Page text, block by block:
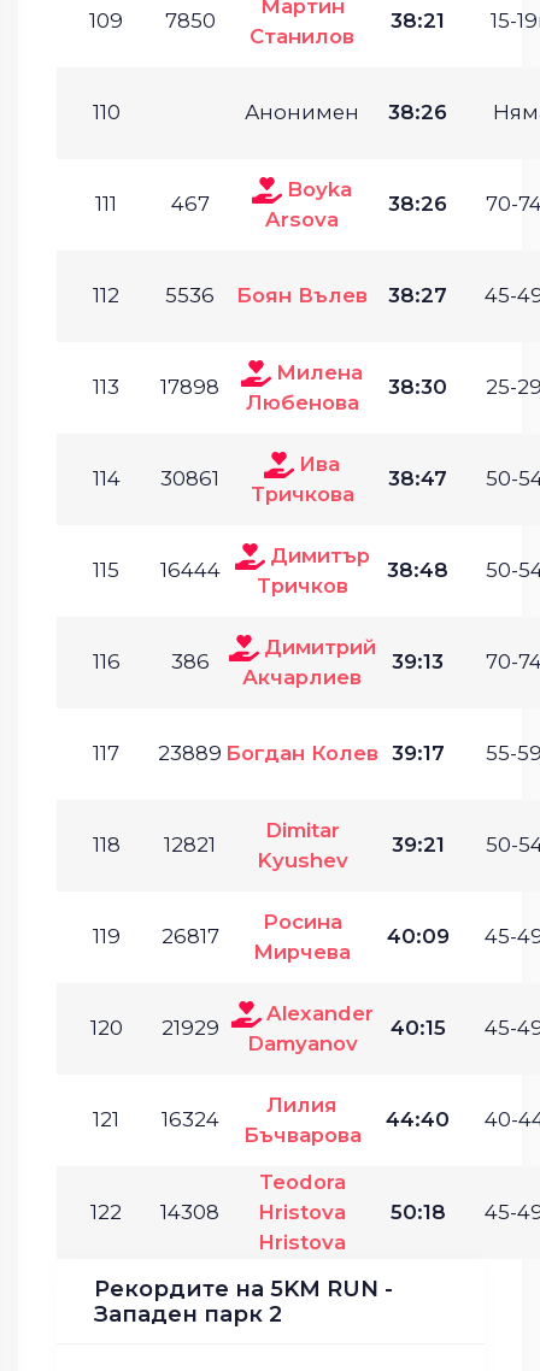
109 7850
Мартин
Станилов
38:21 15-
110 Анонимен 38:26
111 467
Boyka
Arsova
38:26 70-
112 5536 Боян Вълев 38:27 45-
113 17898
Милена
Любенова
38:30 25-
114 30861
Ива
Тричкова
38:47 50-
115 16444
Димитър
Тричков
38:48 50-
116 386
Димитрий
Акчарлиев
39:13 70-
117 23889 Богдан Колев 39:17 55-
118 12821
Dimitar
Kyushev
39:21 50-
119 26817
Росина
Мирчева
40:09 45-
120 21929
Alexander
Damyanov
40:15 45-
121 16324
Лилия
Бъчварова
44:40 40-
122 14308
Teodora
Hristova
Hristova
50:18 45-
Рекордите на 5KM RUN -
Западен парк 2